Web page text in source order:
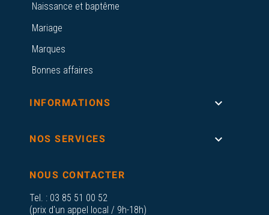
Naissance et baptême
Mariage
Marques
Bonnes affaires
INFORMATIONS 
NOS SERVICES 
NOUS CONTACTER
Tel. : 03 85 51 00 52
(prix d'un appel local / 9h-18h)